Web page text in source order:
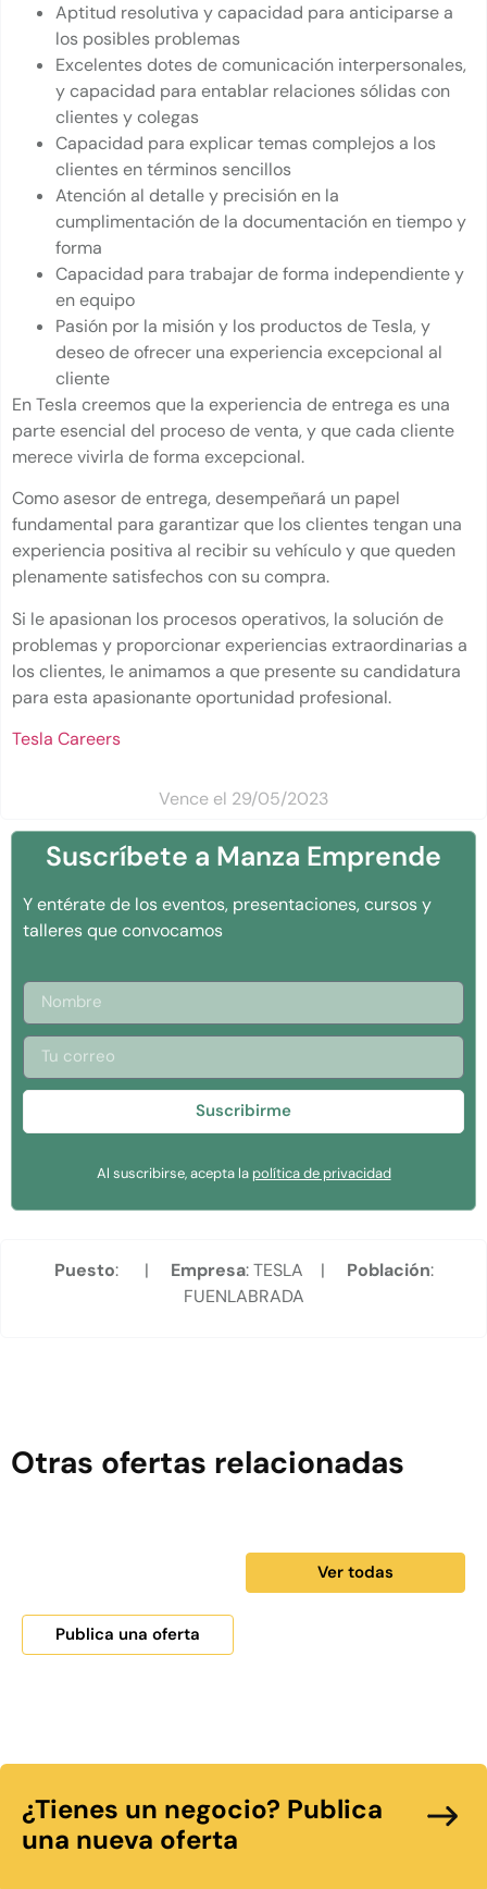
Aptitud resolutiva y capacidad para anticiparse a
los posibles problemas
Excelentes dotes de comunicación interpersonales,
y capacidad para entablar relaciones sólidas con
clientes y colegas
Capacidad para explicar temas complejos a los
clientes en términos sencillos
Atención al detalle y precisión en la
cumplimentación de la documentación en tiempo y
forma
Capacidad para trabajar de forma independiente y
en equipo
Pasión por la misión y los productos de Tesla, y
deseo de ofrecer una experiencia excepcional al
cliente
En Tesla creemos que la experiencia de entrega es una
parte esencial del proceso de venta, y que cada cliente
merece vivirla de forma excepcional.
Como asesor de entrega, desempeñará un papel
fundamental para garantizar que los clientes tengan una
experiencia positiva al recibir su vehículo y que queden
plenamente satisfechos con su compra.
Si le apasionan los procesos operativos, la solución de
problemas y proporcionar experiencias extraordinarias a
los clientes, le animamos a que presente su candidatura
para esta apasionante oportunidad profesional.
Tesla Careers
Vence el 29/05/2023
Suscríbete a Manza Emprende
Y entérate de los eventos, presentaciones, cursos y
talleres que convocamos
Suscribirme
Al suscribirse, acepta la política de privacidad
Puesto: | Empresa: TESLA | Población:
FUENLABRADA
Otras ofertas relacionadas
Ver todas
Publica una oferta
¿Tienes un negocio? Publica
una nueva oferta